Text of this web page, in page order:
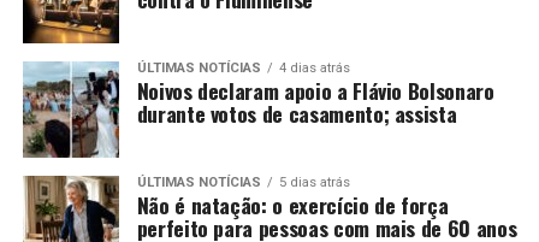
ÚLTIMAS NOTÍCIAS 4 dias atrás
Noivos declaram apoio a Flávio Bolsonaro
durante votos de casamento; assista
ÚLTIMAS NOTÍCIAS 5 dias atrás
Não é natação: o exercício de força
perfeito para pessoas com mais de 60 anos